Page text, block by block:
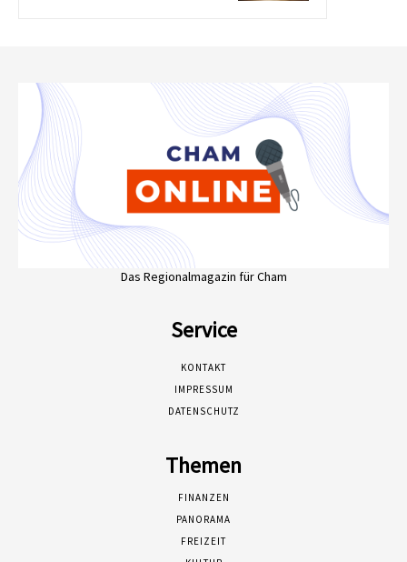
Das Regionalmagazin für Cham
Service
KONTAKT
IMPRESSUM
DATENSCHUTZ
Themen
FINANZEN
PANORAMA
FREIZEIT